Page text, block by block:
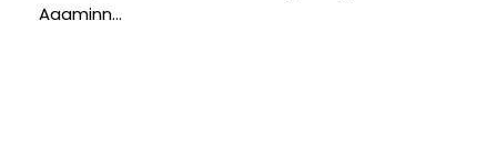
Aaaminn...